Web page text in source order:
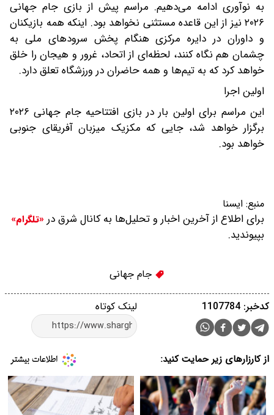
به نوآوری ادامه می‌دهیم. مراسم پیش از بازی جام جهانی
۲۰۲۶ نیز از این قاعده مستثنی نخواهد بود. اینکه همه بازیکنان
و داوران در دایره مرکزی هنگام پخش سرودهای ملی به
چشمان هم نگاه کنند، لحظه‌ای از اتحاد، غرور و هیجان را خلق
خواهد کرد که به تیم‌ها و همه حاضران در ورزشگاه تعلق دارد.
اولین اجرا
این مراسم برای اولین بار در بازی افتتاحیه جام جهانی ۲۰۲۶
برگزار خواهد شد، جایی که مکزیک میزبان آفریقای جنوبی
خواهد بود.
منبع: ایسنا
برای اطلاع از آخرین اخبار و تحلیل‌ها به کانال شرق در «تلگرام»
بپیوندید.
جام جهانی
لینک کوتاه کدخبر: 1107784
از کارزارهای زیر حمایت کنید: